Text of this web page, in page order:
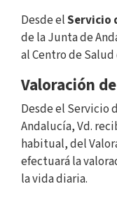
Desde elServicio
de la Junta de
al Centro de
Valoración
Desde el Servicio
Andalucía, Vd.
habitual, del
efectuará la
la vida diaria.